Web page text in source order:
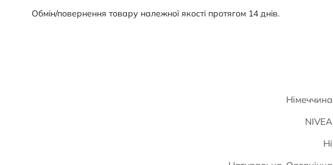
Обмін/повернення товару належної якості протягом 14 днів.
Німеччина
NIVEA
Ні